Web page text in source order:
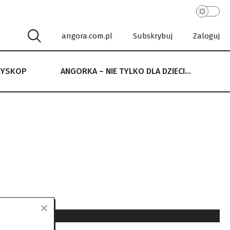
angora.com.pl Subskrybuj Zaloguj
ANGORKA – NIE TYLKO DLA DZIECI…
NIE TYLKO DLA DZIECI…